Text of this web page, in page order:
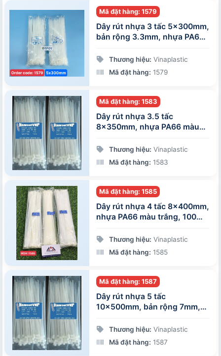
Mã đặt hàng: 1579
Dây rút nhựa 3 tấc 5x300mm,
bản rộng 3.3mm, nhựa PA66
Thương hiệu: Vinaplastic
Mã đặt hàng: 1579
Mã đặt hàng: 1583
Dây rút nhựa 3.5 tấc
8x350mm, nhựa PA66 màu
Thương hiệu: Vinaplastic
Mã đặt hàng: 1583
Mã đặt hàng: 1585
Dây rút nhựa 4 tấc 8x400mm,
nhựa PA66 màu trắng, 100
Thương hiệu: Vinaplastic
Mã đặt hàng: 1585
Mã đặt hàng: 1587
Dây rút nhựa 5 tấc
10x500mm, bản rộng 7mm,
sợi/góiThương hiệu: Vinaplastic
Mã đặt hàng: 1587